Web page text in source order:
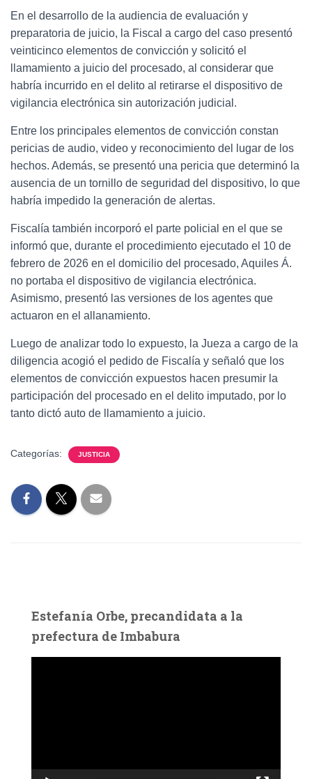
En el desarrollo de la audiencia de evaluación y
preparatoria de juicio, la Fiscal a cargo del caso presentó
veinticinco elementos de convicción y solicitó el
llamamiento a juicio del procesado, al considerar que
habría incurrido en el delito al retirarse el dispositivo de
vigilancia electrónica sin autorización judicial.
Entre los principales elementos de convicción constan
pericias de audio, video y reconocimiento del lugar de los
hechos. Además, se presentó una pericia que determinó la
ausencia de un tornillo de seguridad del dispositivo, lo que
habría impedido la generación de alertas.
Fiscalía también incorporó el parte policial en el que se
informó que, durante el procedimiento ejecutado el 10 de
febrero de 2026 en el domicilio del procesado, Aquiles Á.
no portaba el dispositivo de vigilancia electrónica.
Asimismo, presentó las versiones de los agentes que
actuaron en el allanamiento.
Luego de analizar todo lo expuesto, la Jueza a cargo de la
diligencia acogió el pedido de Fiscalía y señaló que los
elementos de convicción expuestos hacen presumir la
participación del procesado en el delito imputado, por lo
tanto dictó auto de llamamiento a juicio.
Categorías: JUSTICIA
Estefanía Orbe, precandidata a la
prefectura de Imbabura
c